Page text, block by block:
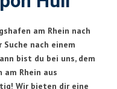
am Rhein nach
nach einem
bist du bei uns, dem
Rhein aus
Wir bieten dir eine